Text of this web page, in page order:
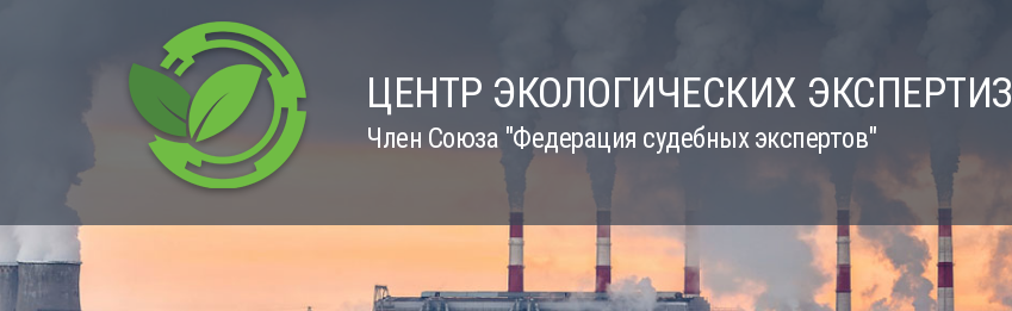
ЦЕНТР ЭКОЛОГИЧЕСКИХ ЭКСПЕРТИЗ
Член Союза "Федерация судебных экспертов"